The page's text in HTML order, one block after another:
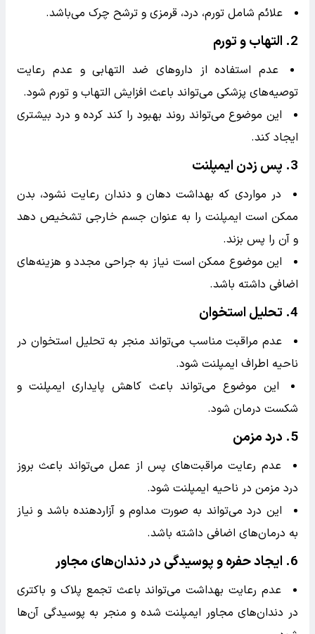
خود کمک کرده و از مشکلات احتمالی جلوگیری کنید.
عوارض عدم مراقبت بعد از ایمپلنت
عدم مراقبت صحیح بعد از ایمپلنت دندان می‌تواند منجر به
مشکلات و عوارض جدی شود. برخی از این عوارض عبارتند از:
1. عفونت
عدم رعایت بهداشت دهان و دندان می‌تواند باعث تجمع
باکتری‌ها و در نهایت منجر به عفونت در محل ایمپلنت شود.
علائم شامل تورم، درد، قرمزی و ترشح چرک می‌باشد.
2. التهاب و تورم
عدم استفاده از داروهای ضد التهابی و عدم رعایت
توصیه‌های پزشکی می‌تواند باعث افزایش التهاب و تورم شود.
این موضوع می‌تواند روند بهبود را کند کرده و درد بیشتری
ایجاد کند.
3. پس زدن ایمپلنت
در مواردی که بهداشت دهان و دندان رعایت نشود، بدن
ممکن است ایمپلنت را به عنوان جسم خارجی تشخیص دهد